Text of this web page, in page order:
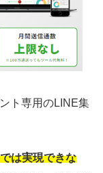
ト専用のLINE集
は実現できな